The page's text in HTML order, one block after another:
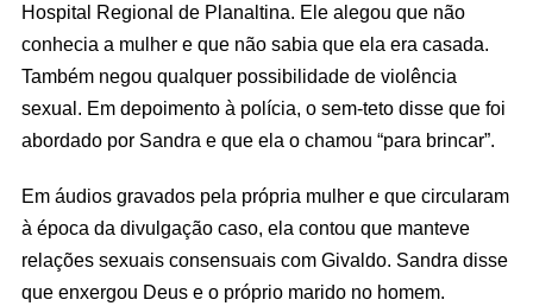
Hospital Regional de Planaltina. Ele alegou que não
conhecia a mulher e que não sabia que ela era casada.
Também negou qualquer possibilidade de violência
sexual. Em depoimento à polícia, o sem-teto disse que foi
abordado por Sandra e que ela o chamou “para brincar”.
Em áudios gravados pela própria mulher e que circularam
à época da divulgação caso, ela contou que manteve
relações sexuais consensuais com Givaldo. Sandra disse
que enxergou Deus e o próprio marido no homem.